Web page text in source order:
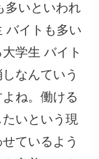
多いといわれ
バイトも多い
学生 バイト
なんていう
ね。働ける
いという現
ているよう